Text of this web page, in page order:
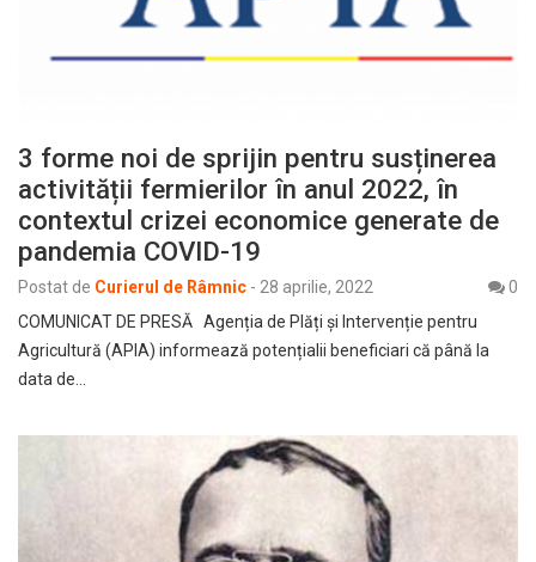
3 forme noi de sprijin pentru susținerea
activității fermierilor în anul 2022, în
contextul crizei economice generate de
pandemia COVID-19
Postat de Curierul de Râmnic - 28 aprilie, 2022
0
COMUNICAT DE PRESĂ Agenția de Plăți și Intervenție pentru
Agricultură (APIA) informează potențialii beneficiari că până la
data de…